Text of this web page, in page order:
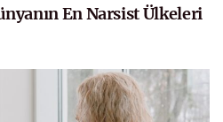
En Narsist Ülkeleri